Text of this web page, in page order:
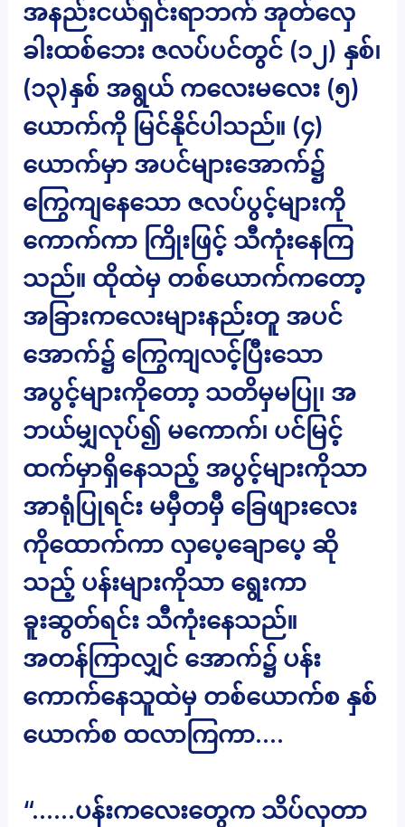
အနည်းငယ်ရှင်းရာဘက် အုတ်လှေ
ခါးထစ်ဘေး ဇလပ်ပင်တွင် (၁၂) နှစ်၊
(၁၃)နှစ် အရွယ် ကလေးမလေး (၅)
ယောက်ကို မြင်နိုင်ပါသည်။ (၄)
ယောက်မှာ အပင်များအောက်၌
ကြွေကျနေသော ဇလပ်ပွင့်များကို
ကောက်ကာ ကြိုးဖြင့် သီကုံးနေကြ
သည်။ ထိုထဲမှ တစ်ယောက်ကတော့
အခြားကလေးများနည်းတူ အပင်
အောက်၌ ကြွေကျလင့်ပြီးသော
အပွင့်များကိုတော့ သတိမှမပြု၊ အ
ဘယ်မျှလုပ်၍ မကောက်၊ ပင်မြင့်
ထက်မှာရှိနေသည့် အပွင့်များကိုသာ
အာရုံပြုရင်း မမှီတမှီ ခြေဖျားလေး
ကိုထောက်ကာ လှပေ့ချောပေ့ ဆို
သည့် ပန်းများကိုသာ ရွေးကာ
ခူးဆွတ်ရင်း သီကုံးနေသည်။
အတန်ကြာလျှင် အောက်၌ ပန်း
ကောက်နေသူထဲမှ တစ်ယောက်စ နှစ်
ယောက်စ ထလာကြကာ….
“……ပန်းကလေးတွေက သိပ်လှတာ